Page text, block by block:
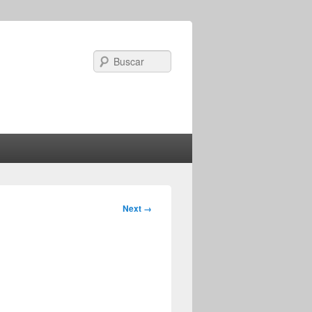
Image
Next →